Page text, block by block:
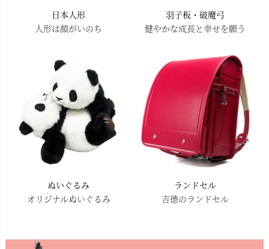
日本人形
人形は顔がいのち
羽子板・破魔弓
健やかな成長と幸せを願う
ぬいぐるみ
オリジナルぬいぐるみ
ランドセル
吉德のランドセル